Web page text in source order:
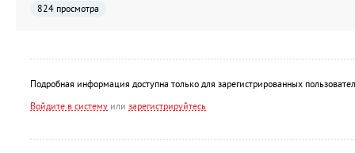
824 просмотра
Подробная информация доступна только для зарегистрированных
Войдите в систему или зарегистрируйтесь